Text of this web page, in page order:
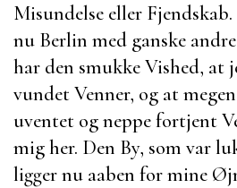
Misundelse eller
nu Berlin med ganske
har den smukke Vished, at
vundet Venner, og at
uventet og neppe fortjent
mig her. Den By, som var
ligger nu aaben for mine